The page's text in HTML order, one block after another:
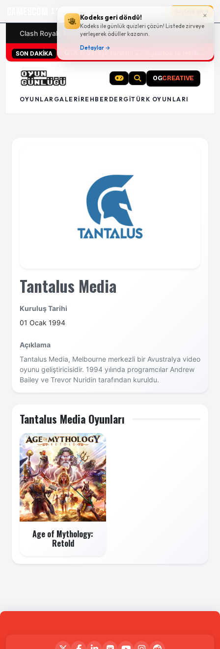
×
Kodeks geri döndü!
Kodeks ile günlük quizleri çözün! Listede zirveye
yerleşerek ödüller kazanın.
Detaylar →
17g 00:13:55
Clash Royale kodları Türk oyunları (PC ve konsollar) -
SON DAKİKA
OGCREATIVE
OYUNLAR GALERI REHBER DERGITÜRK OYUNLARI
Tantalus Media
Kuruluş Tarihi
01 Ocak 1994
Açıklama
Tantalus Media, Melbourne merkezli bir Avustralya video
oyunu geliştiricisidir. 1994 yılında programcılar Andrew
Bailey ve Trevor Nuridin tarafından kuruldu.
Tantalus Media Oyunları
Age of Mythology:
Retold